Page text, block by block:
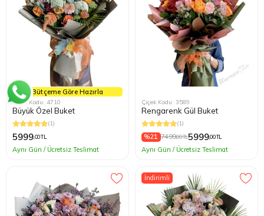
Bütçeme Göre Hazırla
Çiçek Kodu: 4710
Büyük Özel Buket
(1)
5999,00 TL
Aynı Gün / Ücretsiz Teslimat
Çiçek Kodu: 3589
Rengarenk Gül Buket
(1)
%21 7499,00 TL5999,00 TL
Aynı Gün / Ücretsiz Teslimat
İndirimli